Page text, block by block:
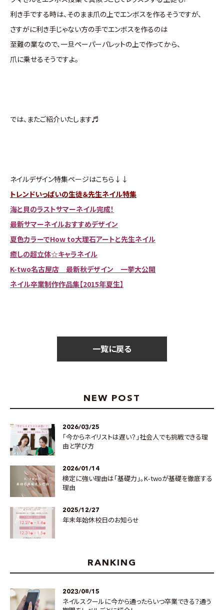
利き手でする時は、そのまま爪の上でエンボスを作るそうですが、
さすがに利き手じゃない方の手でエンボスを作るのは
至難の業なので、一旦ペーパーパレットの上で作ってから、
爪に乗せるそうですよ。
では、またご紹介いたします♬
ネイルデザイン特集ページはこちら↓↓
トレンドいっぱいの生徒＆先生ネイル特集
海と貝のラストサマーネイル完成！
最新サマーネイルおすすめデザイン
夏色カラーでHow to大理石アートと先生ネイル
癒しの超立体☆キャラネイル
K-two名古屋店 最新秋デザイン 一挙大公開
ネイル卒業制作作品集【2015年夏生】
一覧に戻る
NEW POST
2026/03/25
「今からネイリストは遅い？」社会人でも挑戦できる理
由と学び方
2026/01/14
検定に強い理由は「基礎力」。K-twoが基礎を徹底する
理由
2025/12/27
年末年始休校日のお知らせ
RANKING
2023/08/15
ネイルスクールに今から通ったらいつ卒業できる？通う